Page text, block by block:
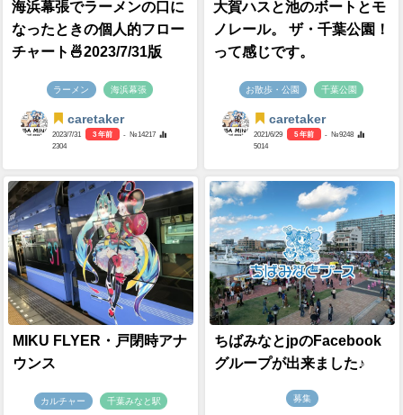
海浜幕張でラーメンの口に
なったときの個人的フロー
チャート🍜2023/7/31版
ラーメン 海浜幕張
caretaker
2023/7/31 3 年前
- №14217
2304
大賀ハスと池のボートとモ
ノレール。 ザ・千葉公園！
って感じです。
お散歩・公園 千葉公園
caretaker
2021/6/29 5 年前
- №9248
5014
MIKU FLYER・戸閉時アナ
ウンス
カルチャー 千葉みなと駅
ちばみなとjpのFacebook
グループが出来ました♪
募集